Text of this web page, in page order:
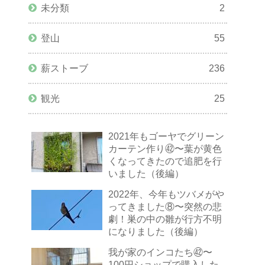
未分類 2
登山 55
薪ストーブ 236
観光 25
2021年もゴーヤでグリーン
カーテン作り㊷〜葉が黄色
くなってきたので追肥を行
いました（後編）
2022年、今年もツバメがや
ってきました⑧〜突然の悲
劇！巣の中の雛が行方不明
になりました（後編）
我が家のインコたち㊷〜